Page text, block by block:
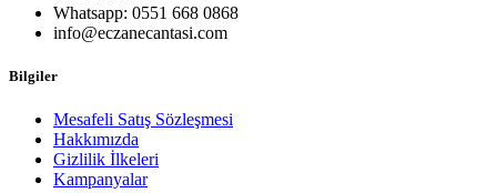
Whatsapp: 0551 668 0868
info@eczanecantasi.com
Bilgiler
Mesafeli Satış Sözleşmesi
Hakkımızda
Gizlilik İlkeleri
Kampanyalar